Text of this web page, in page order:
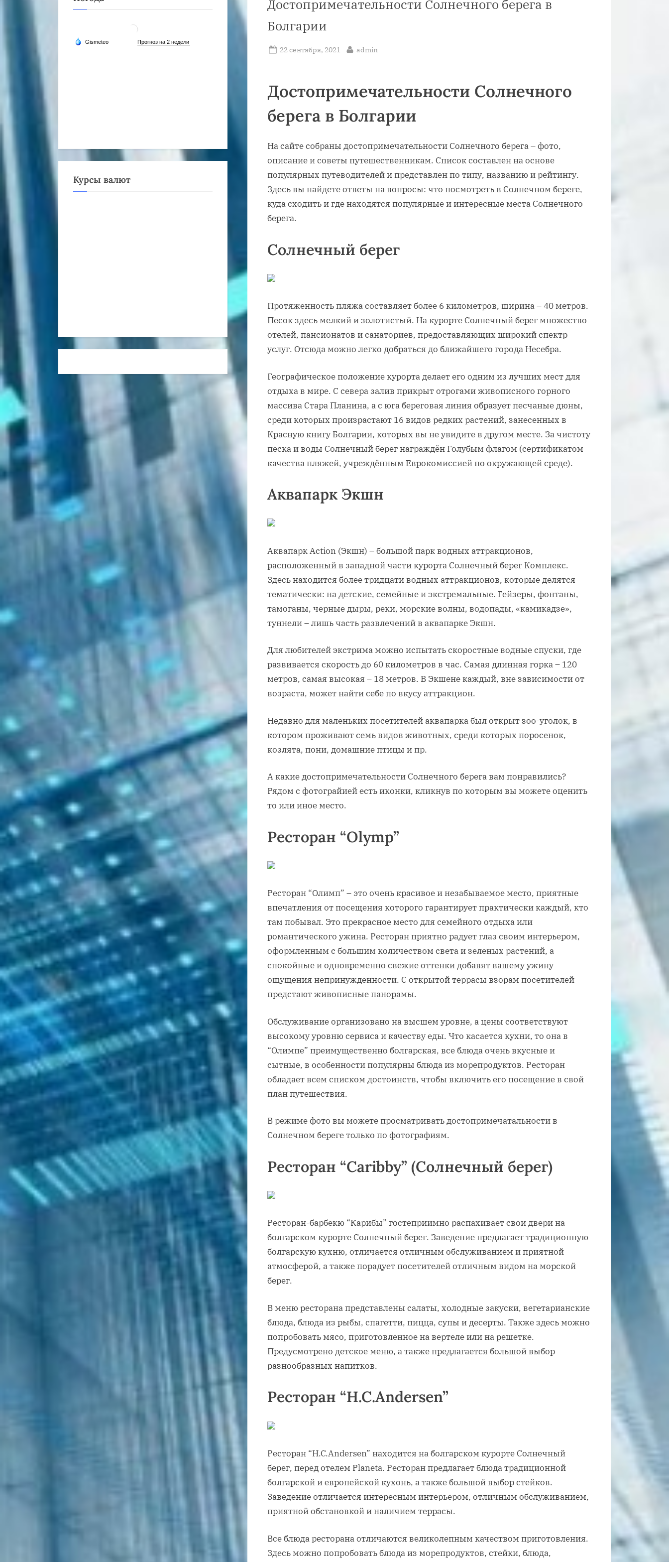
Достопримечательности Солнечного берега в
Болгарии
Posted
22 сентября, 2021 By
admin
Достопримечательности Солнечного
берега в Болгарии
На сайте собраны достопримечательности Солнечного берега – фото,
описание и советы путешественникам. Список составлен на основе
популярных путеводителей и представлен по типу, названию и рейтингу.
Здесь вы найдете ответы на вопросы: что посмотреть в Солнечном береге,
куда сходить и где находятся популярные и интересные места Солнечного
берега.
Солнечный берег
Протяженность пляжа составляет более 6 километров, ширина – 40 метров.
Песок здесь мелкий и золотистый. На курорте Солнечный берег множество
отелей, пансионатов и санаториев, предоставляющих широкий спектр
услуг. Отсюда можно легко добраться до ближайшего города Несебра.
Географическое положение курорта делает его одним из лучших мест для
отдыха в мире. С севера залив прикрыт отрогами живописного горного
массива Стара Планина, а с юга береговая линия образует песчаные дюны,
среди которых произрастают 16 видов редких растений, занесенных в
Красную книгу Болгарии, которых вы не увидите в другом месте. За чистоту
песка и воды Солнечный берег награждён Голубым флагом (сертификатом
качества пляжей, учреждённым Еврокомиссией по окружающей среде).
Аквапарк Экшн
Аквапарк Action (Экшн) – большой парк водных аттракционов,
расположенный в западной части курорта Солнечный берег Комплекс.
Здесь находится более тридцати водных аттракционов, которые делятся
тематически: на детские, семейные и экстремальные. Гейзеры, фонтаны,
тамоганы, черные дыры, реки, морские волны, водопады, «камикадзе»,
туннели – лишь часть развлечений в аквапарке Экшн.
Для любителей экстрима можно испытать скоростные водные спуски, где
развивается скорость до 60 километров в час. Самая длинная горка – 120
метров, самая высокая – 18 метров. В Экшене каждый, вне зависимости от
возраста, может найти себе по вкусу аттракцион.
Недавно для маленьких посетителей аквапарка был открыт зоо-уголок, в
котором проживают семь видов животных, среди которых поросенок,
козлята, пони, домашние птицы и пр.
А какие достопримечательности Солнечного берега вам понравились?
Рядом с фотограйией есть иконки, кликнув по которым вы можете оценить
то или иное место.
Ресторан “Olymp”
Ресторан “Олимп” – это очень красивое и незабываемое место, приятные
впечатления от посещения которого гарантирует практически каждый, кто
там побывал. Это прекрасное место для семейного отдыха или
романтического ужина. Ресторан приятно радует глаз своим интерьером,
оформленным с большим количеством света и зеленых растений, а
спокойные и одновременно свежие оттенки добавят вашему ужину
ощущения непринужденности. С открытой террасы взорам посетителей
предстают живописные панорамы.
Обслуживание организовано на высшем уровне, а цены соответствуют
высокому уровню сервиса и качеству еды. Что касается кухни, то она в
“Олимпе” преимущественно болгарская, все блюда очень вкусные и
сытные, в особенности популярны блюда из морепродуктов. Ресторан
обладает всем списком достоинств, чтобы включить его посещение в свой
план путешествия.
В режиме фото вы можете просматривать достопримечатальности в
Солнечном береге только по фотографиям.
Ресторан “Caribby” (Солнечный берег)
Ресторан-барбекю “Карибы” гостеприимно распахивает свои двери на
болгарском курорте Солнечный берег. Заведение предлагает традиционную
болгарскую кухню, отличается отличным обслуживанием и приятной
атмосферой, а также порадует посетителей отличным видом на морской
берег.
В меню ресторана представлены салаты, холодные закуски, вегетарианские
блюда, блюда из рыбы, спагетти, пицца, супы и десерты. Также здесь можно
попробовать мясо, приготовленное на вертеле или на решетке.
Предусмотрено детское меню, а также предлагается большой выбор
разнообразных напитков.
Ресторан “H.C.Andersen”
Ресторан “H.C.Andersen” находится на болгарском курорте Солнечный
берег, перед отелем Planeta. Ресторан предлагает блюда традиционной
болгарской и европейской кухонь, а также большой выбор стейков.
Заведение отличается интересным интерьером, отличным обслуживанием,
приятной обстановкой и наличием террасы.
Все блюда ресторана отличаются великолепным качеством приготовления.
Здесь можно попробовать блюда из морепродуктов, стейки, блюда,
Курсы валют